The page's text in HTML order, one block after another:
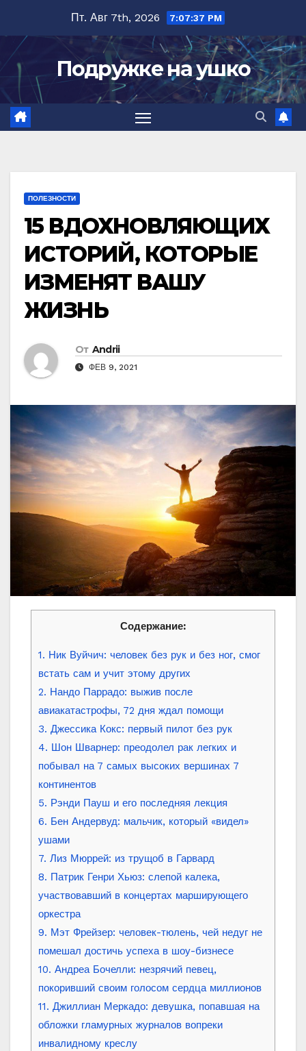
содержимому
Пт. Авг 7th, 2026 7:07:39 PM
Подружке на ушко
ПОЛЕЗНОСТИ
15 ВДОХНОВЛЯЮЩИХ
ИСТОРИЙ, КОТОРЫЕ
ИЗМЕНЯТ ВАШУ
ЖИЗНЬ
От Andrii
ФЕВ 9, 2021
Содержание:
1. Ник Вуйчич: человек без рук и без ног, смог
встать сам и учит этому других
2. Нандо Паррадо: выжив после
авиакатастрофы, 72 дня ждал помощи
3. Джессика Кокс: первый пилот без рук
4. Шон Шварнер: преодолел рак легких и
побывал на 7 самых высоких вершинах 7
континентов
5. Рэнди Пауш и его последняя лекция
6. Бен Андервуд: мальчик, который «видел»
ушами
7. Лиз Мюррей: из трущоб в Гарвард
8. Патрик Генри Хьюз: слепой калека,
участвовавший в концертах марширующего
оркестра
9. Мэт Фрейзер: человек-тюлень, чей недуг не
помешал достичь успеха в шоу-бизнесе
10. Андреа Бочелли: незрячий певец,
покоривший своим голосом сердца миллионов
11. Джиллиан Меркадо: девушка, попавшая на
обложки гламурных журналов вопреки
инвалидному креслу